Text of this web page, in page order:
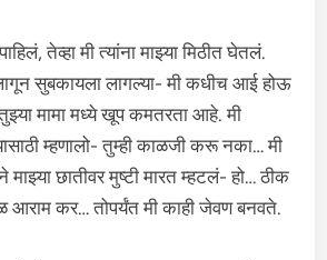
तेव्हा मी त्यांना माझ्या मिठीत घेतलं.
लागून सुबकायला लागल्या- मी कधीच आई होऊ
मामा मध्ये खूप कमतरता आहे. मी
म्हणालो- तुम्ही काळजी करू नका… मी
छातीवर मुष्टी मारत म्हटलं- हो… ठीक
कर… तोपर्यंत मी काही जेवण बनवते.